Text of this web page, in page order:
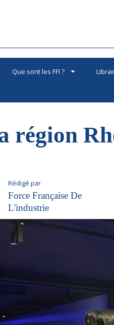
Que sont les FFI ?
région
Rédigé par
Force Française De
L'industrie